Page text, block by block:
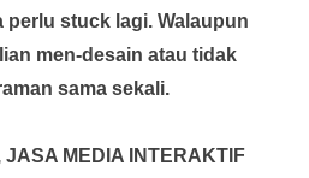
perlu stuck lagi. Walaupun
men-desain atau tidak
sama sekali.
MEDIA INTERAKTIF